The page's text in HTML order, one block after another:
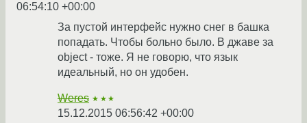
06:54:10 +00:00
За пустой интерфейс нужно снег в башка
попадать. Чтобы больно было. В джаве за
object - тоже. Я не говорю, что язык
идеальный, но он удобен.
Weres ★★★
15.12.2015 06:56:42 +00:00